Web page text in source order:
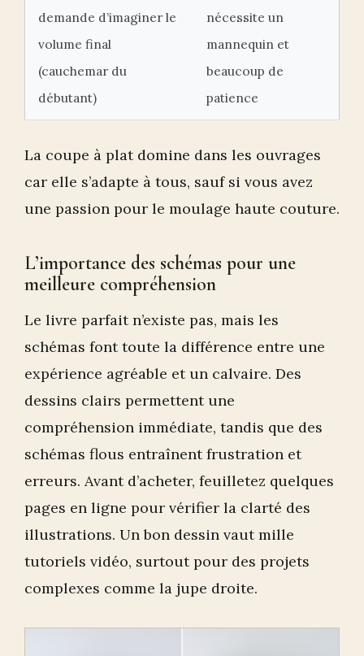
demande d’imaginer le
volume final
(cauchemar du
débutant)
nécessite un
mannequin et
beaucoup de
patience
La coupe à plat domine dans les ouvrages
car elle s’adapte à tous, sauf si vous avez
une passion pour le moulage haute couture.
L’importance des schémas pour une
meilleure compréhension
Le livre parfait n’existe pas, mais les
schémas font toute la différence entre une
expérience agréable et un calvaire. Des
dessins clairs permettent une
compréhension immédiate, tandis que des
schémas flous entraînent frustration et
erreurs. Avant d’acheter, feuilletez quelques
pages en ligne pour vérifier la clarté des
illustrations. Un bon dessin vaut mille
tutoriels vidéo, surtout pour des projets
complexes comme la jupe droite.